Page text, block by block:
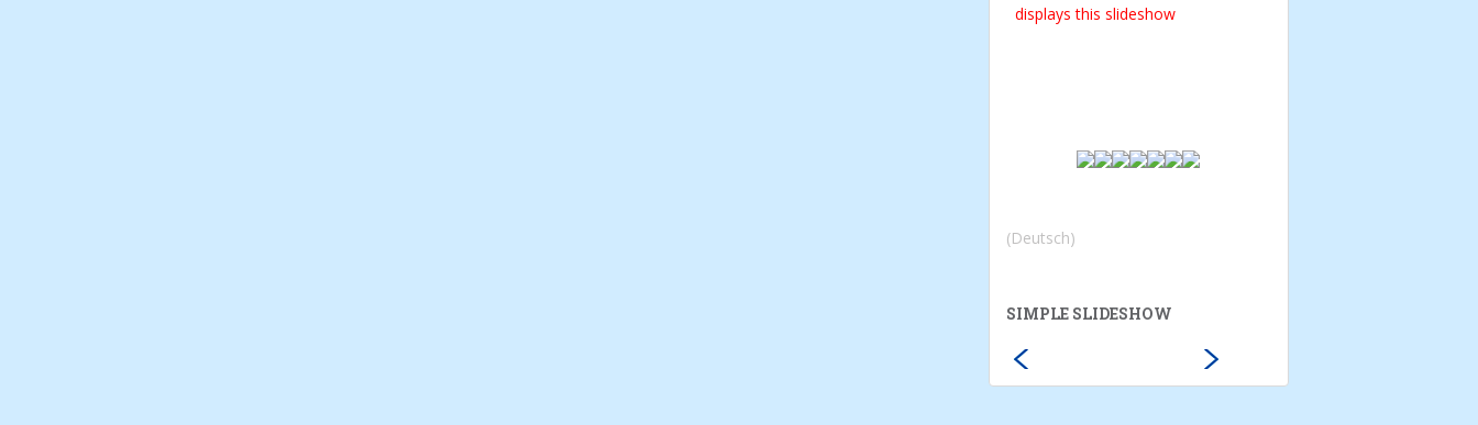
displays this slideshow
(Deutsch)
SIMPLE SLIDESHOW